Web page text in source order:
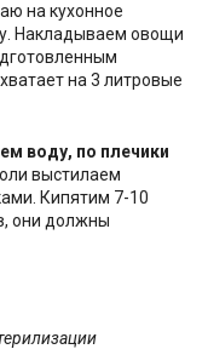
на кухонное
Накладываем овощи
на 3 литровые
воду, по плечики
выстилаем
Кипятим 7-10
они должны